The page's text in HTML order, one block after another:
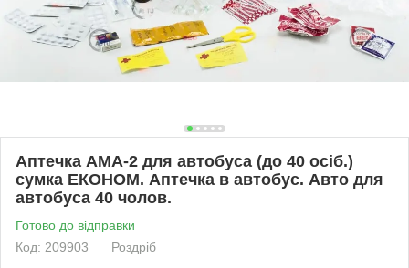
Аптечка АМА-2 для автобуса (до 40 осіб.)
сумка ЕКОНОМ. Аптечка в автобус. Авто для
автобуса 40 чолов.
Готово до відправки
Код: 209903
Роздріб